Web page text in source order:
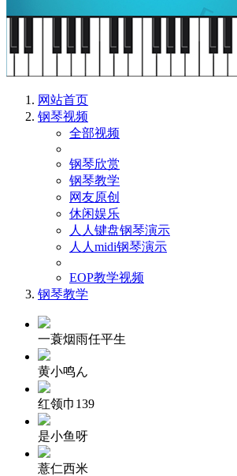
网站首页
钢琴视频
全部视频
钢琴欣赏
钢琴教学
网友原创
休闲娱乐
人人键盘钢琴演示
人人midi钢琴演示
EOP教学视频
钢琴教学
一蓑烟雨任平生
黄小鸣ん
红领巾139
是小鱼呀
薏仁西米